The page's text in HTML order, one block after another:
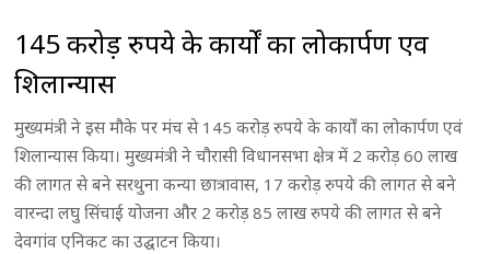
145 करोड़ रुपये के कार्यों का लोकार्पण एव
शिलान्यास
मुख्यमंत्री ने इस मौके पर मंच से 145 करोड़ रुपये के कार्यों का लोकार्पण एवं
शिलान्यास किया। मुख्यमंत्री ने चौरासी विधानसभा क्षेत्र में 2 करोड़ 60 लाख
की लागत से बने सरथुना कन्या छात्रावास, 17 करोड़ रुपये की लागत से बने
वारन्दा लघु सिंचाई योजना और 2 करोड़ 85 लाख रुपये की लागत से बने
देवगांव एनिकट का उद्घाटन किया।